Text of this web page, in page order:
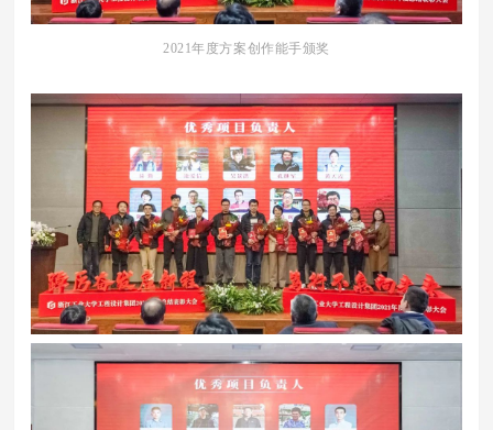
2021年度方案创作能手颁奖